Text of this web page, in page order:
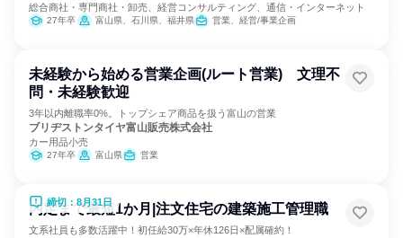
総合商社・専門商社・卸売、経営コンサルティング、通信・インターネット
27年卒 富山県、石川県、福井県 営業、経営/事業企画
未経験から始める営業企画(ルート営業) 文理不
問・未経験歓迎
3年以内離職率0%。トップシェア商品を扱う富山の営業
ブリヂストンタイヤ富山販売株式会社
カー用品小売
27年卒 富山県 営業
締切：8月31日
内定まで最短1か月|注文住宅の建築施工管理職
文系社員も多数活躍中！初任給30万×年休126日×配属確約！